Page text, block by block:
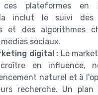
plateformes en
inclut le suivi des
et des algorithmes
sociaux.
digital : Le
en influence,
naturel et à
recherche. Un plan